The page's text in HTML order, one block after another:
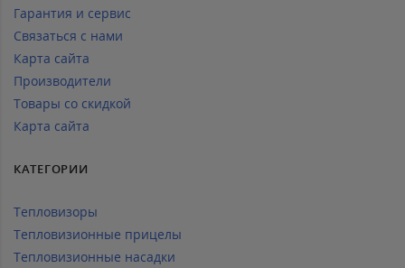
Гарантия и сервис
Связаться с нами
Карта сайта
Производители
Товары со скидкой
Карта сайта
КАТЕГОРИИ
Тепловизоры
Тепловизионные прицелы
Тепловизионные насадки